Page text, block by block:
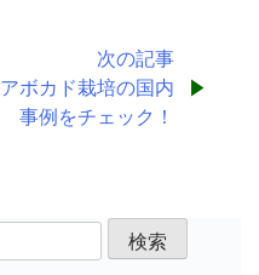
次の記事
アボカド栽培の国内
事例をチェック！